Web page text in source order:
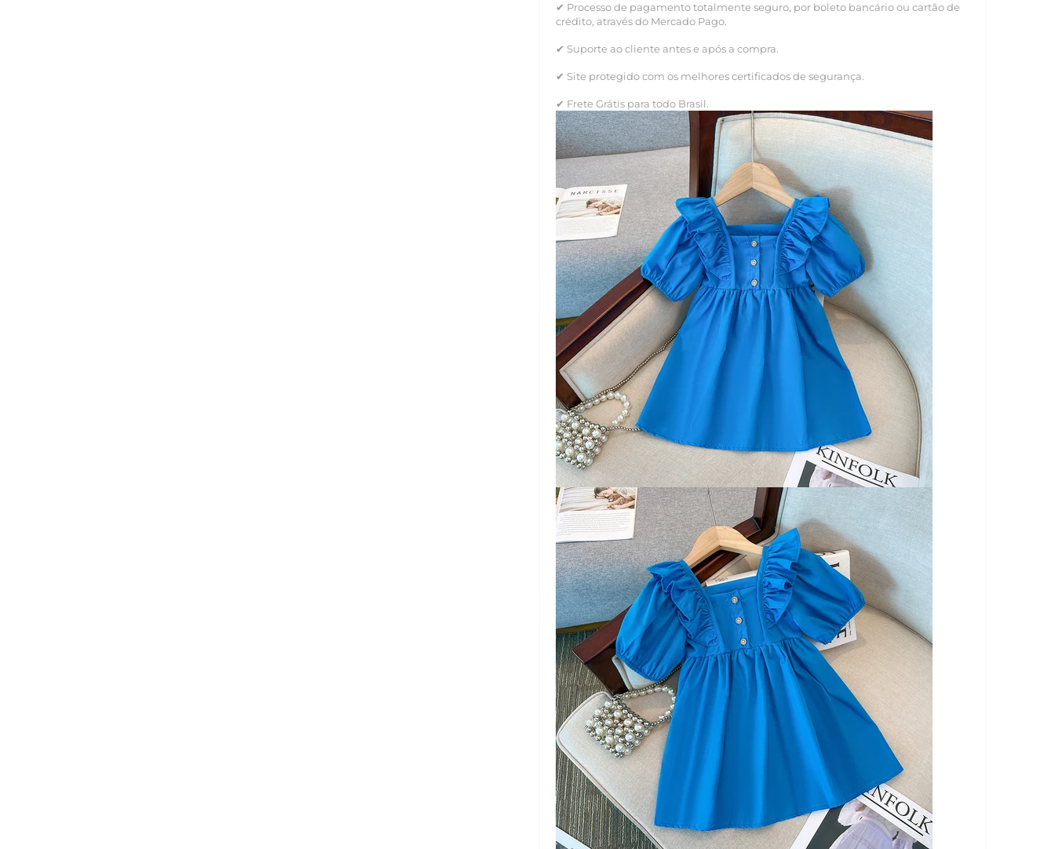
✔ Processo de pagamento totalmente seguro, por boleto bancário ou cartão de
crédito, através do Mercado Pago.
✔ Suporte ao cliente antes e após a compra.
✔ Site protegido com os melhores certificados de segurança.
✔ Frete Grátis para todo Brasil.